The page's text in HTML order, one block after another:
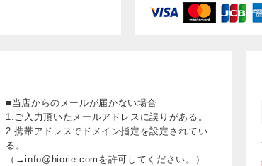
■当店からのメールが届かない場合
1.ご入力頂いたメールアドレスに誤りがある。
2.携帯アドレスでドメイン指定を設定されてい
る。
（→info@hiorie.comを許可してください。）